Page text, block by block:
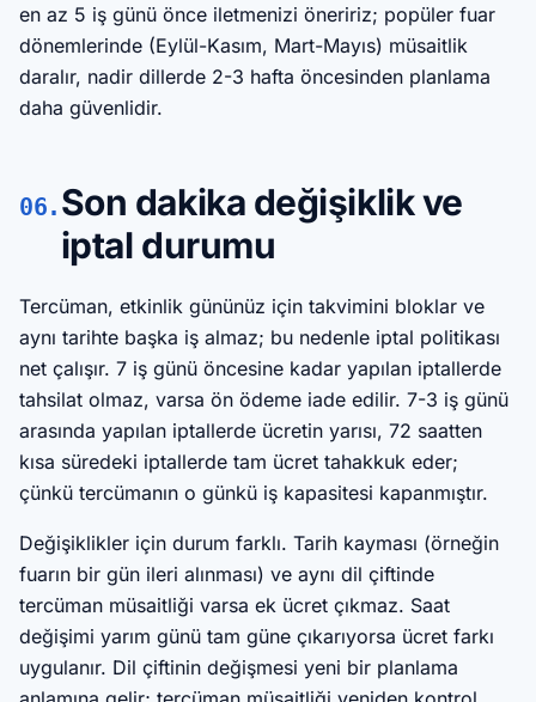
en az 5 iş günü önce iletmenizi öneririz; popüler fuar
dönemlerinde (Eylül-Kasım, Mart-Mayıs) müsaitlik
daralır, nadir dillerde 2-3 hafta öncesinden planlama
daha güvenlidir.
06. Son dakika değişiklik ve
iptal durumu
Tercüman, etkinlik gününüz için takvimini bloklar ve
aynı tarihte başka iş almaz; bu nedenle iptal politikası
net çalışır. 7 iş günü öncesine kadar yapılan iptallerde
tahsilat olmaz, varsa ön ödeme iade edilir. 7-3 iş günü
arasında yapılan iptallerde ücretin yarısı, 72 saatten
kısa süredeki iptallerde tam ücret tahakkuk eder;
çünkü tercümanın o günkü iş kapasitesi kapanmıştır.
Değişiklikler için durum farklı. Tarih kayması (örneğin
fuarın bir gün ileri alınması) ve aynı dil çiftinde
tercüman müsaitliği varsa ek ücret çıkmaz. Saat
değişimi yarım günü tam güne çıkarıyorsa ücret farkı
uygulanır. Dil çiftinin değişmesi yeni bir planlama